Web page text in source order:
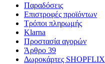
Παραδόσεις
Επιστροφές προϊόντων
Τρόποι πληρωμής
Klarna
Προστασία αγορών
Άρθρο 39
Δωροκάρτες SHOPFLIX